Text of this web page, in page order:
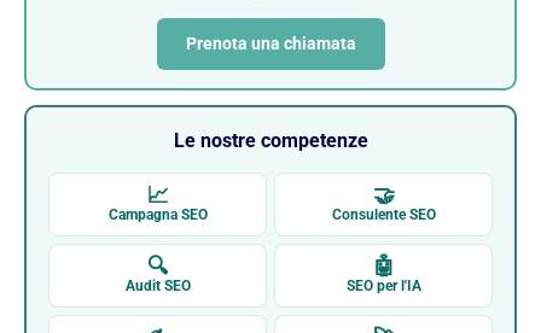
Prenota una chiamata
Le nostre competenze
📈
Campagna SEO
🤝
Consulente SEO
🔍
Audit SEO
🤖
SEO per l'IA